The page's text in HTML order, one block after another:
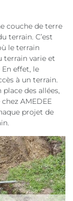
couche de terre
terrain. C’est
le terrain
terrain varie et
effet, le
à un terrain.
des allées,
AMEDEE
projet de